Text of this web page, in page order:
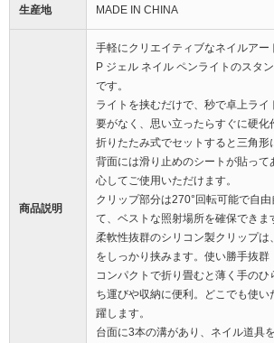
生産地 MADE IN CHINA
商品説明
手軽にクリエイティブなネイルアー
P ジェル ネイル ペンライトのスタ
です。
ライトを挟むだけで、秒で卓上ラ
要がなく、思い立ったらすぐに硬化
折りたたみ式でセットすると三角形
背面には滑り止めのシートが貼って
心してご使用いただけます。
クリップ部分は270°回転可能で自
て、ベストな照射場所を確保できま
柔軟性抜群のシリコン製クリップは
をしっかり挟みます。使い勝手抜群
コンパクトで折り畳むと薄く手の
ち運びや収納に便利。どこでも使
躍します。
台面に3本の溝があり、ネイル道具